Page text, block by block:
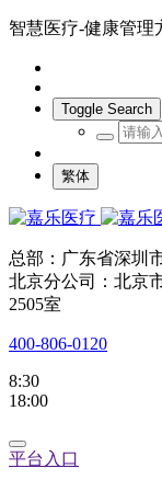
智慧医疗-健康管理
Toggle Search
繁体
总部：广东省深圳
北京分公司：北京
2505室
400-806-0120
8:30
18:00
平台入口